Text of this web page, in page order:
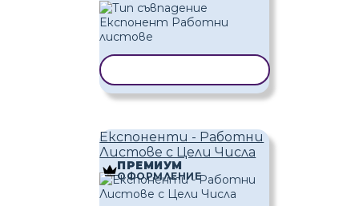
Експоненти - Работни
Листове с Цели Числа
ПРЕМИУМ
ОФОРМЛЕНИЕ